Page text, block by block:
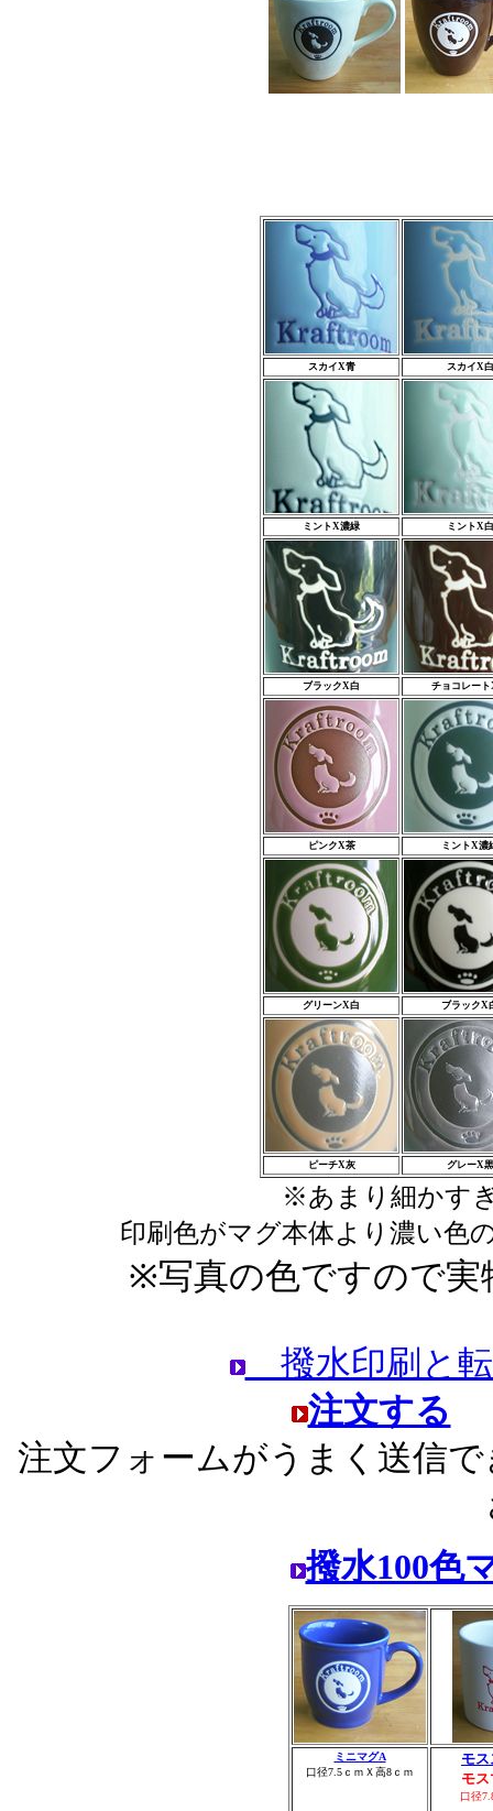
スカイX青 スカイX白
ミントX濃緑 ミントX白
ブラックX白 チョコレー
ピンクX茶 ミントX濃
グリーンX白 ブラックX
ピーチX灰 グレーX黒
※あまり細かす
印刷色がマグ本体より濃い色
※写真の色ですので
撥水印刷と転
注文する
注文フォームがうまく送信
撥水100色
ミニマグA
口径7.5ｃｍＸ高8ｃｍ
モ
モ
口径